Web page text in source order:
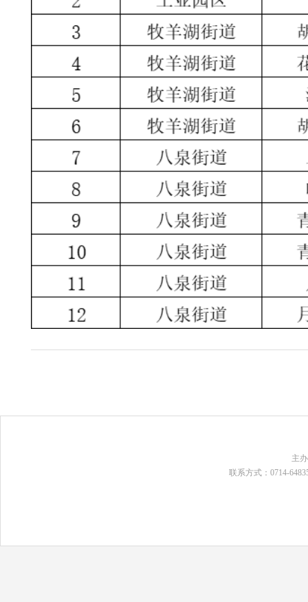
主
联系方式：0714-